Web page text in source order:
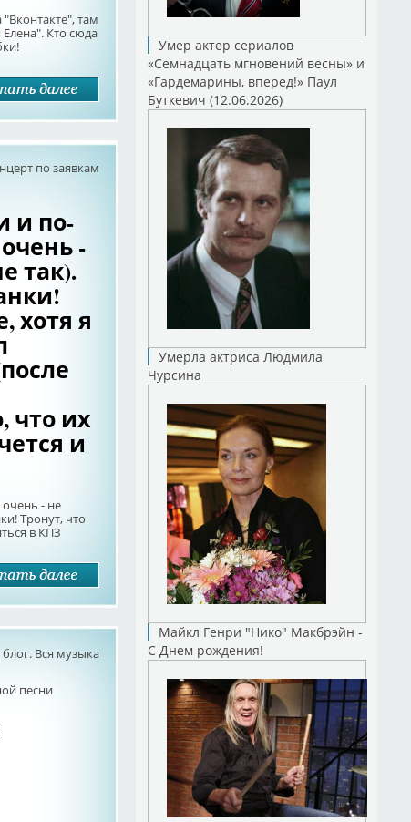
там
Кто сюда
по заявкам
и по-
-
так).
хотя я
что их
и
- не
Тронут, что
в КПЗ
Вся музыка
песни
Умер актер сериалов
«Семнадцать мгновений весны» и
«Гардемарины, вперед!» Паул
Буткевич (12.06.2026)
Умерла актриса Людмила
Чурсина
Майкл Генри "Нико" Макбрэйн -
С Днем рождения!